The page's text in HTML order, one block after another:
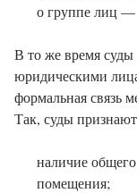
о группе лиц —
В то же время суды
юридическими
формальная связь
Так, суды
наличие
помещения;